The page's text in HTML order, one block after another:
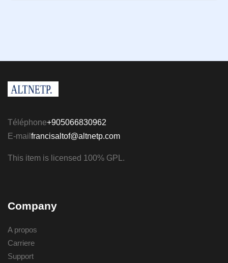
Téléphone+905066830962
E-mail francisaltof@altnetp.com
This item is licensed 100% GPL.
Company
A propos
Carriere
Support